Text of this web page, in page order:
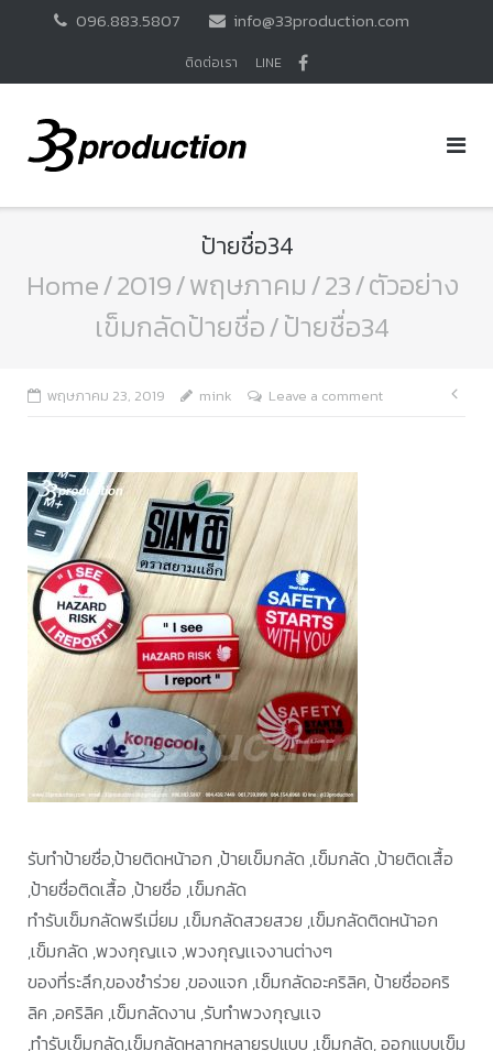
096.883.5807 info@33production.com
ติดต่อเรา LINE
ป้ายชื่อ34
Home/2019/พฤษภาคม/23/ตัวอย่าง
เข็มกลัดป้ายชื่อ/ป้ายชื่อ34
พฤษภาคม 23, 2019 mink Leave a comment
แน
รับทำป้ายชื่อ,ป้ายติดหน้าอก ,ป้ายเข็มกลัด ,เข็มกลัด ,ป้ายติดเสื้อ
,ป้ายชื่อติดเสื้อ ,ป้ายชื่อ ,เข็มกลัด
ทำรับเข็มกลัดพรีเมี่ยม ,เข็มกลัดสวยสวย ,เข็มกลัดติดหน้าอก
,เข็มกลัด ,พวงกุญเเจ ,พวงกุญเเจงานต่างๆ
ของที่ระลึก,ของชำร่วย ,ของแจก ,เข็มกลัดอะคริลิค, ป้ายชื่ออคริ
ลิค ,อคริลิค ,เข็มกลัดงาน ,รับทำพวงกุญเเจ
,ทำรับเข็มกลัด,เข็มกลัดหลากหลายรูปแบบ ,เข็มกลัด, ออกแบบเข็ม